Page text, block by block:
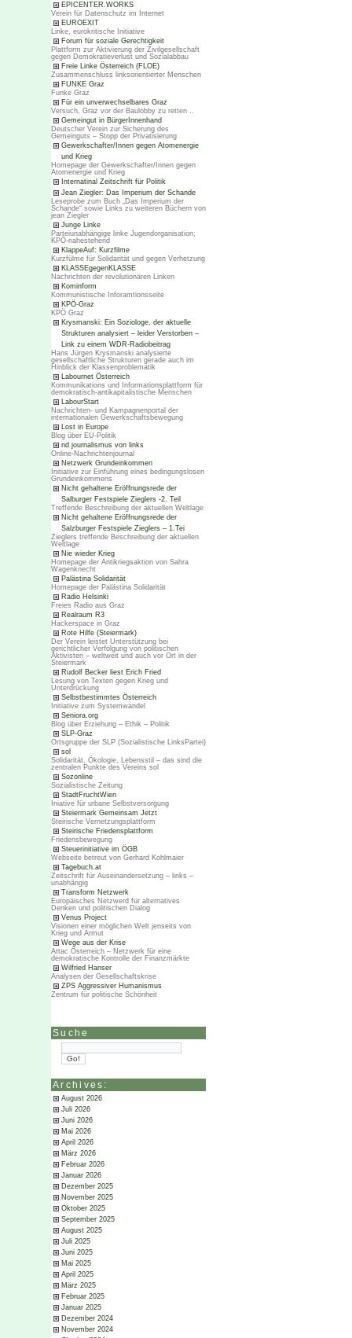
EPICENTER.WORKS
Verein für Datenschutz im Internet
EUROEXIT
Linke, eurokritische Initiative
Forum für soziale Gerechtigkeit
Plattform zur Aktivierung der Zivilgesellschaft
gegen Demokratieverlust und Sozialabbau
Freie Linke Österreich (FLOE)
Zusammenschluss linksorientierter Menschen
FUNKE Graz
Funke Graz
Für ein unverwechselbares Graz
Versuch, Graz vor der Baulobby zu retten ..
Gemeingut in BürgerInnenhand
Deutscher Verein zur Sicherung des
Gemeinguts – Stopp der Privatisierung
Gewerkschafter/Innen gegen Atomenergie
und Krieg
Homepage der Gewerkschafter/Innen gegen
Atomenergie und Krieg
Internatinal Zeitschrift für Politik
Jean Ziegler: Das Imperium der Schande
Leseprobe zum Buch „Das Imperium der
Schande“ sowie Links zu weiteren Büchern von
jean Ziegler
Junge Linke
Parteiunabhängige linke Jugendorganisation;
KPÖ-nahestehend
KlappeAuf: Kurzfilme
Kurzfülme für Solidarität und gegen Verhetzung
KLASSEgegenKLASSE
Nachrichten der revolutionären Linken
Kominform
Kommunistische Inforamtionsseite
KPÖ-Graz
KPÖ Graz
Krysmanski: Ein Soziologe, der aktuelle
Strukturen analysiert – leider Verstorben –
Link zu einem WDR-Radiobeitrag
Hans Jürgen Krysmanski analysierte
gesellschaftliche Strukturen gerade auch im
Hinblick der Klassenproblematik
Labournet Österreich
Kommunikations und Informationsplattform für
demokratisch-antikapitalistische Menschen
LabourStart
Nachrichten- und Kampagnenportal der
internationalen Gewerkschaftsbewegung
Lost in Europe
Blog über EU-Politik
nd journalismus von links
Online-Nachrichtenjournal
Netzwerk Grundeinkommen
Initiative zur Einführung eines bedingungslosen
Grundeinkommens
Nicht gehaltene Eröffnungsrede der
Salburger Festspiele Zieglers -2. Teil
Treffende Beschreibung der aktuellen Weltlage
Nicht gehaltene Eröffnungsrede der
Salzburger Festspiele Zieglers – 1.Tei
Zieglers treffende Beschreibung der aktuellen
Weltlage
Nie wieder Krieg
Homepage der Antikriegsaktion von Sahra
Wagenknecht
Palästina Solidarität
Homepage der Palästina Solidarität
Radio Helsinki
Freies Radio aus Graz
Realraum R3
Hackerspace in Graz
Rote Hilfe (Steiermark)
Der Verein leistet Unterstützung bei
gerichtlicher Verfolgung von politischen
Aktivisten – weltweit und auch vor Ort in der
Steiermark
Rudolf Becker liest Erich Fried
Lesung von Texten gegen Krieg und
Unterdrückung
Selbstbestimmtes Österreich
Initiative zum Systemwandel
Seniora.org
Blog über Erziehung – Ethik – Politik
SLP-Graz
Ortsgruppe der SLP (Sozialistische LinksPartei)
sol
Solidarität, Ökologie, Lebensstil – das sind die
zentralen Punkte des Vereins sol
Sozonline
Sozialistische Zeitung
StadtFruchtWien
Iniative für urbane Selbstversorgung
Steiermark Gemeinsam Jetzt
Steirische Vernetzungsplattform
Steirische Friedensplattform
Friedensbewegung
Steuerinitiative im ÖGB
Webseite betreut von Gerhard Kohlmaier
Tagebuch.at
Zeitschrift für Auseinandersetzung – links –
unabhängig
Transform Netzwerk
Europäisches Netzwerd für alternatives
Denken und politischen Dialog
Venus Project
Visionen einer möglichen Welt jenseits von
Krieg und Armut
Wege aus der Krise
Attac Österreich – Netzwerk für eine
demokratische Kontrolle der Finanzmärkte
Wilfried Hanser
Analysen der Gesellschaftskrise
ZPS Aggressiver Humanismus
Zentrum für politische Schönheit
Suche
Archives:
August 2026
Juli 2026
Juni 2026
Mai 2026
April 2026
März 2026
Februar 2026
Januar 2026
Dezember 2025
November 2025
Oktober 2025
September 2025
August 2025
Juli 2025
Juni 2025
Mai 2025
April 2025
März 2025
Februar 2025
Januar 2025
Dezember 2024
November 2024